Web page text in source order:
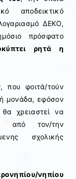
αποδεικτικό
ΔΕΚΟ,
πρόσφατο
ρητά η
που φοιτά/τούν
μονάδα, εφόσον
χρειαστεί να
από τον/την
σχολικής
νηπίου